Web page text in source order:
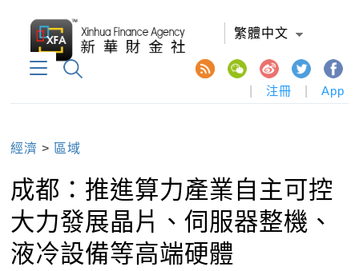
繁體中文
注冊 App
經濟 > 區域
成都：推進算力產業自主可控
大力發展晶片、伺服器整機、
液冷設備等高端硬體